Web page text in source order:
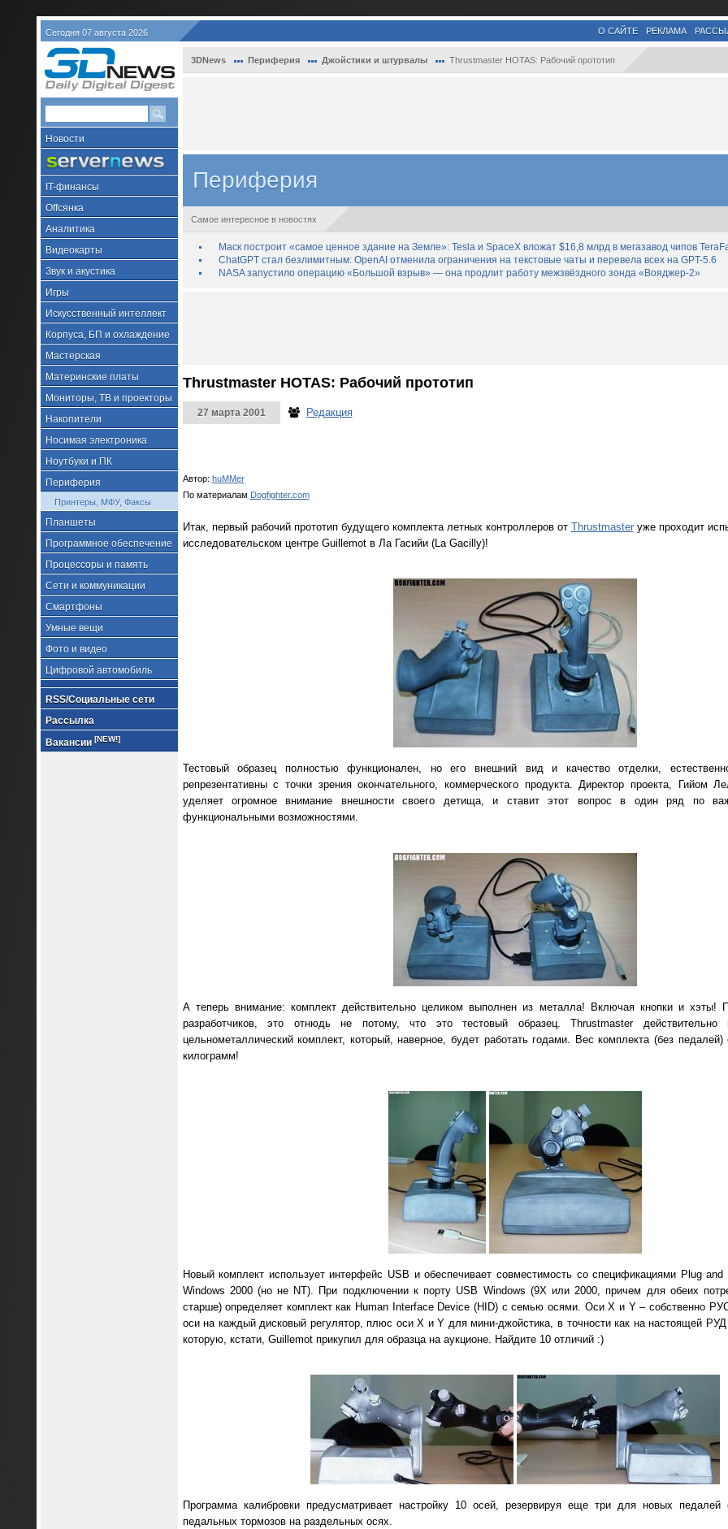
Сегодня 07 августа 2026 О САЙТЕ РЕКЛАМА
Новости
IT-финансы
Offсянка
Аналитика
Видеокарты
Звук и акустика
Игры
Искусственный интеллект
Корпуса, БП и охлаждение
Мастерская
Материнские платы
Мониторы, ТВ и проекторы
Накопители
Носимая электроника
Ноутбуки и ПК
Периферия
Принтеры, МФУ, Факсы
Планшеты
Программное обеспечение
Процессоры и память
Сети и коммуникации
Смартфоны
Умные вещи
Фото и видео
Цифровой автомобиль
RSS/Социальные сети
Рассылка
Вакансии [NEW!]
3DNews Периферия Джойстики и штурвалы Thrustmaster HOTAS: Рабочий прототип
Периферия
Самое интересное в новостях
Маск построит «самое ценное здание на Земле»: Tesla и SpaceX вложат $16,8 млрд в мегазавод чипов
ChatGPT стал безлимитным: OpenAI отменила ограничения на текстовые чаты и перевела всех на GPT-5.6
NASA запустило операцию «Большой взрыв» — она продлит работу межзвёздного зонда «Вояджер-2»
Thrustmaster HOTAS: Рабочий прототип
27 марта 2001 Редакция
Автор: huMMer
По материалам Dogfighter.com
Итак, первый рабочий прототип будущего комплекта летных контроллеров от Thrustmasterуже проходит
исследовательском центре Guillemot в Ла Гасийи (La Gacilly)!
Тестовый образец полностью функционален, но его внешний вид и качество отделки,
репрезентативны с точки зрения окончательного, коммерческого продукта. Директор проекта, Гийом
уделяет огромное внимание внешности своего детища, и ставит этот вопрос в один ряд по
функциональными возможностями.
А теперь внимание: комплект действительно целиком выполнен из металла! Включая кнопки и хэты!
разработчиков, это отнюдь не потому, что это тестовый образец. Thrustmaster действительно
цельнометаллический комплект, который, наверное, будет работать годами. Вес комплекта (без педалей)
килограмм!
Новый комплект использует интерфейс USB и обеспечивает совместимость со спецификациями Plug
Windows 2000 (но не NT). При подключении к порту USB Windows (9X или 2000, причем для обеих
старше) определяет комплект как Human Interface Device (HID) с семью осями. Оси X и Y – собственно
оси на каждый дисковый регулятор, плюс оси X и Y для мини-джойстика, в точности как на настоящей
которую, кстати, Guillemot прикупил для образца на аукционе. Найдите 10 отличий :)
Программа калибровки предусматривает настройку 10 осей, резервируя еще три для новых
педальных тормозов на раздельных осях.